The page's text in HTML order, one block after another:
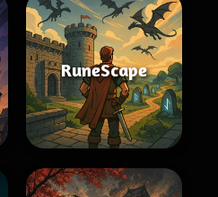
RuneScape